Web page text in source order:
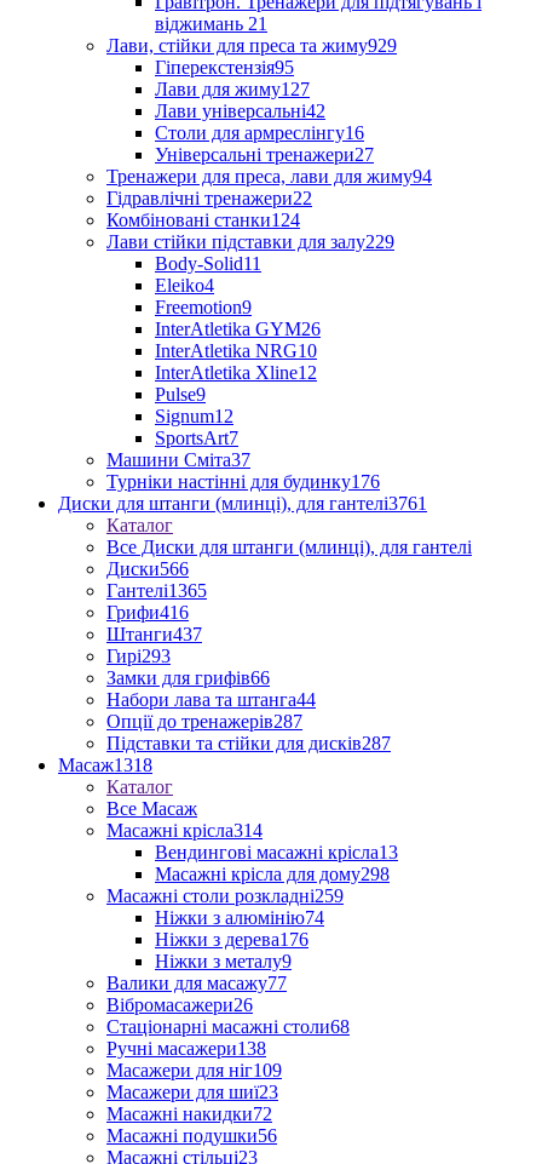
віджимань 21
Лави, стійки для преса та жиму929
Гіперекстензія95
Лави для жиму127
Лави універсальні42
Столи для армреслінгу16
Універсальні тренажери27
Тренажери для преса, лави для жиму94
Гідравлічні тренажери22
Комбіновані станки124
Лави стійки підставки для залу229
Body-Solid11
Eleiko4
Freemotion9
InterAtletika GYM26
InterAtletika NRG10
InterAtletika Xline12
Pulse9
Signum12
SportsArt7
Машини Сміта37
Турніки настінні для будинку176
Диски для штанги (млинці), для гантелі3761
Каталог
Все Диски для штанги (млинці), для гантелі
Диски566
Гантелі1365
Грифи416
Штанги437
Гирі293
Замки для грифів66
Набори лава та штанга44
Опції до тренажерів287
Підставки та стійки для дисків287
Масаж1318
Каталог
Все Масаж
Масажні крісла314
Вендингові масажні крісла13
Масажні крісла для дому298
Масажні столи розкладні259
Ніжки з алюмінію74
Ніжки з дерева176
Ніжки з металу9
Валики для масажу77
Вібромасажери26
Стаціонарні масажні столи68
Ручні масажери138
Масажери для ніг109
Масажери для шиї23
Масажні накидки72
Масажні подушки56
Масажні стільці23